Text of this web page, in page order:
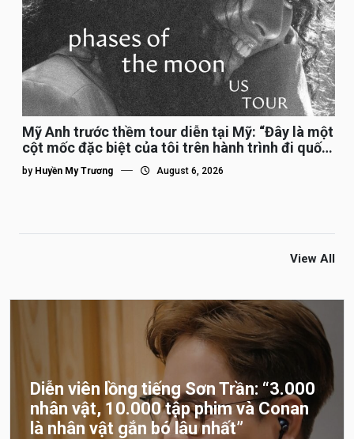
Mỹ Anh trước thềm tour diễn tại Mỹ: “Đây là một
cột mốc đặc biệt của tôi trên hành trình đi quốc
tế”
by Huyền My Trương August 6, 2026
View All
Diễn viên lồng tiếng Sơn Trần: “3.000
nhân vật, 10.000 tập phim và Conan
là nhân vật gắn bó lâu nhất”